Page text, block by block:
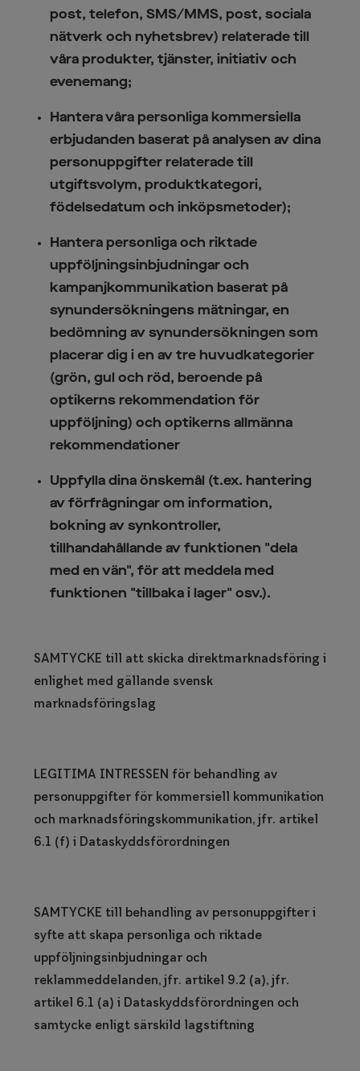
post, telefon, SMS/MMS, post, sociala
nätverk och nyhetsbrev) relaterade till
våra produkter, tjänster, initiativ och
evenemang;
Hantera våra personliga kommersiella
erbjudanden baserat på analysen av dina
personuppgifter relaterade till
utgiftsvolym, produktkategori,
födelsedatum och inköpsmetoder);
Hantera personliga och riktade
uppföljningsinbjudningar och
kampanjkommunikation baserat på
synundersökningens mätningar, en
bedömning av synundersökningen som
placerar dig i en av tre huvudkategorier
(grön, gul och röd, beroende på
optikerns rekommendation för
uppföljning) och optikerns allmänna
rekommendationer
Uppfylla dina önskemål (t.ex. hantering
av förfrågningar om information,
bokning av synkontroller,
tillhandahållande av funktionen "dela
med en vän", för att meddela med
funktionen "tillbaka i lager" osv.).
SAMTYCKE till att skicka direktmarknadsföring i
enlighet med gällande svensk
marknadsföringslag
LEGITIMA INTRESSEN för behandling av
personuppgifter för kommersiell kommunikation
och marknadsföringskommunikation, jfr. artikel
6.1 (f) i Dataskyddsförordningen
SAMTYCKE till behandling av personuppgifter i
syfte att skapa personliga och riktade
uppföljningsinbjudningar och
reklammeddelanden, jfr. artikel 9.2 (a), jfr.
artikel 6.1 (a) i Dataskyddsförordningen och
samtycke enligt särskild lagstiftning